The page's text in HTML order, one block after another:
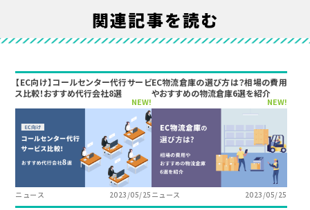
関連記事を読む
【EC向け】コールセンター代行サービ
ス比較！おすすめ代行会社8選
NEW!
ニュース 2023/05/25
EC物流倉庫の選び方は？相場の費用
やおすすめの物流倉庫6選を紹介
NEW!
ニュース 2023/05/25